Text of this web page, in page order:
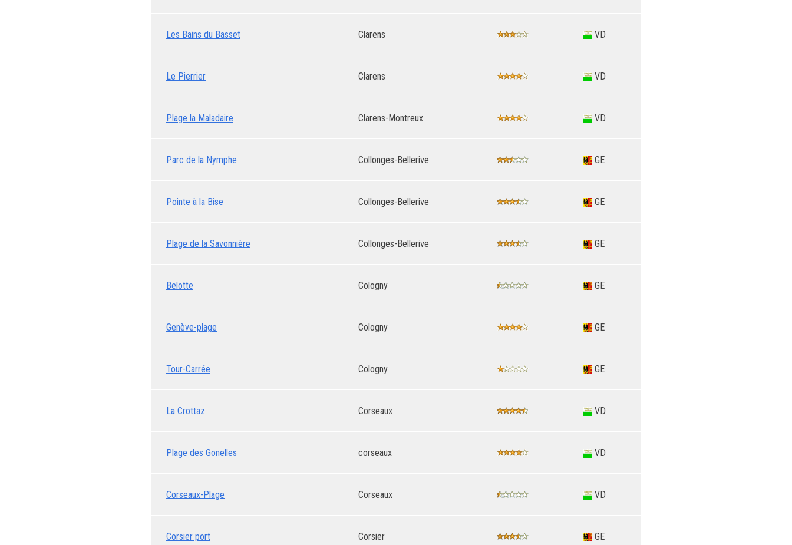
Les Bains du Basset Clarens VD
Le Pierrier Clarens VD
Plage la Maladaire Clarens-Montreux VD
Parc de la Nymphe Collonges-Bellerive GE
Pointe à la Bise Collonges-Bellerive GE
Plage de la Savonnière Collonges-Bellerive GE
Belotte Cologny GE
Genève-plage Cologny GE
Tour-Carrée Cologny GE
La Crottaz Corseaux VD
Plage des Gonelles corseaux VD
Corseaux-Plage Corseaux VD
Corsier port Corsier GE